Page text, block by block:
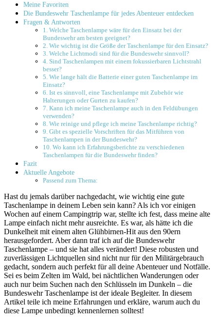
Meine Favoriten
Die Bundeswehr⁣ Taschenlampe‌ für jedes Abenteuer entdecken
Fragen & Antworten
1. Welche‌ Taschenlampe wäre ⁢für den Einsatz bei⁣ der
Bundeswehr am besten ⁣geeignet?
2. Wie wichtig ist die Größe‍ der Taschenlampe für den Einsatz?
3. ‌Welche⁢ Lichtmodi sind für die Bundeswehr ⁣sinnvoll?
4. Sind Taschenlampen mit einem fokussierbaren Lichtstrahl
besser?
5. Wie lange hält⁣ die Batterie einer guten Taschenlampe im‌
Einsatz?
6. Ist es sinnvoll,⁤ eine ​Taschenlampe mit Zubehör wie
Halterungen oder Gurten zu kaufen?
7. Kann ich meine Taschenlampe auch⁢ in den‍ Feldübungen
verwenden?
8. Wie reinige und pflege ich meine Taschenlampe richtig?
9. Gibt ​es spezielle Vorschriften für das Mitführen ‍von
Taschenlampen in der Bundeswehr?
10. Wo kann ich Erfahrungsberichte zu verschiedenen‌
Taschenlampen für die Bundeswehr​ finden?
Fazit
Aktuelle Angebote
Passend zum Thema:
Hast du jemals ⁢darüber nachgedacht, wie wichtig eine gute
Taschenlampe in deinem ​Leben sein⁣ kann? Als ich vor einigen
Wochen auf einem Campingtrip war, stellte ich fest, dass meine alte
Lampe einfach nicht ⁣mehr ⁢ausreichte. ⁢Es war, als hätte ich⁢ die
Dunkelheit mit einem alten Glühbirnen-Hit aus den 90ern
herausgefordert. Aber dann traf ich auf⁣ die Bundeswehr
Taschenlampe – und ⁤sie hat alles verändert! Diese robusten und ​
zuverlässigen Lichtquellen sind ⁢nicht nur für den Militärgebrauch‌
gedacht,‍ sondern auch⁤ perfekt für all deine Abenteuer und Notfälle.
Sei es beim Zelten im Wald, bei nächtlichen Wanderungen oder
auch nur beim Suchen nach den Schlüsseln im Dunkeln – die
Bundeswehr Taschenlampe ist der ‌ideale Begleiter. In diesem
Artikel teile⁢ ich meine Erfahrungen und erkläre,⁣ warum auch⁣ du
diese Lampe unbedingt kennenlernen solltest!